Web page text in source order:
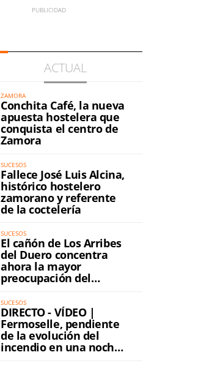
ACTUAL
ZAMORA
Conchita Café, la nueva
apuesta hostelera que
conquista el centro de
Zamora
SUCESOS
Fallece José Luis Alcina,
histórico hostelero
zamorano y referente
de la coctelería
SUCESOS
El cañón de Los Arribes
del Duero concentra
ahora la mayor
preocupación del
incendio
SUCESOS
DIRECTO - VÍDEO |
Fermoselle, pendiente
de la evolución del
incendio en una noche